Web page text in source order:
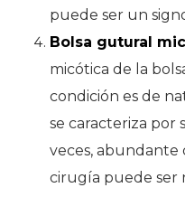
puede ser un
Bolsa gutural
micótica de la
condición es de
se caracteriza por
veces, abundante
cirugía puede ser